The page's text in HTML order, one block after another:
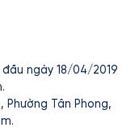
đầu ngày 18/04/2019
Phường Tân Phong,